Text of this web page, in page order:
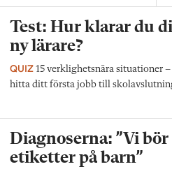
Test: Hur klarar du
ny lärare?
QUIZ 15 verklighetsnära situationer
hitta ditt första jobb till
Diagnoserna: ”Vi
etiketter på barn”